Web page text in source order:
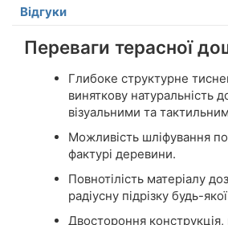
Відгуки
Переваги терасної
Глибоке структурне
виняткову натуральність
візуальними та
Можливість шліфування
фактурі деревини.
Повнотілість матеріалу
радіусну підрізку будь-
Двостороння